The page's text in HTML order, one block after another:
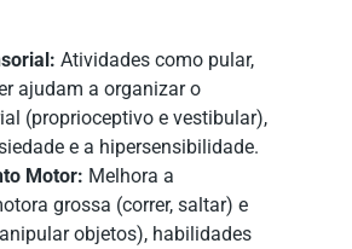
Atividades como pular,
ajudam a organizar o
(proprioceptivo e vestibular),
e a hipersensibilidade.
Motor: Melhora a
grossa (correr, saltar) e
objetos), habilidades